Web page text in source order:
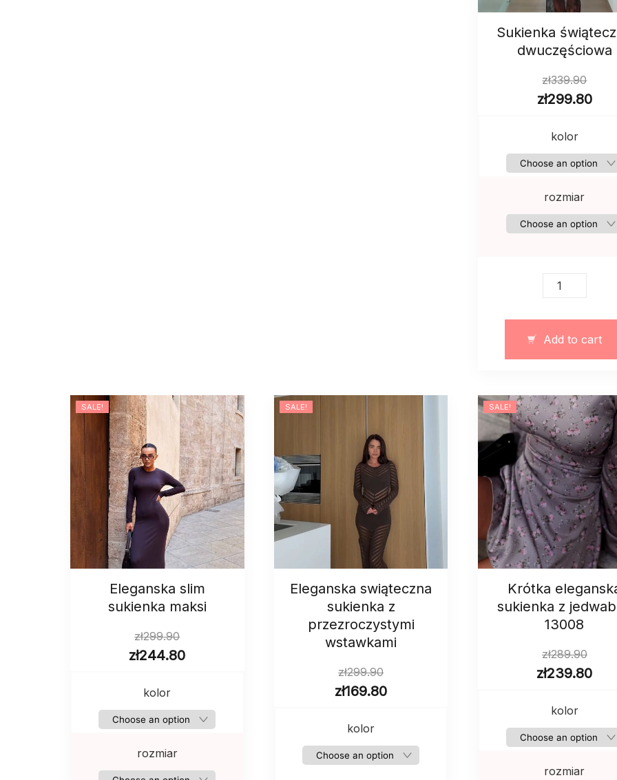
Sukienka
dwuczęściowa
zł339.90
zł299.80
kolor
rozmiar
Sukienka
Add to cart
SALE!
Eleganska slim
sukienka maksi
zł299.90
zł244.80
kolor
rozmiar
SALE!
Eleganska swiąteczna
sukienka z
przezroczystymi
wstawkami
zł299.90
zł169.80
kolor
SALE!
Krótka
sukienka z
13008
zł289.90
zł239.80
kolor
rozmiar